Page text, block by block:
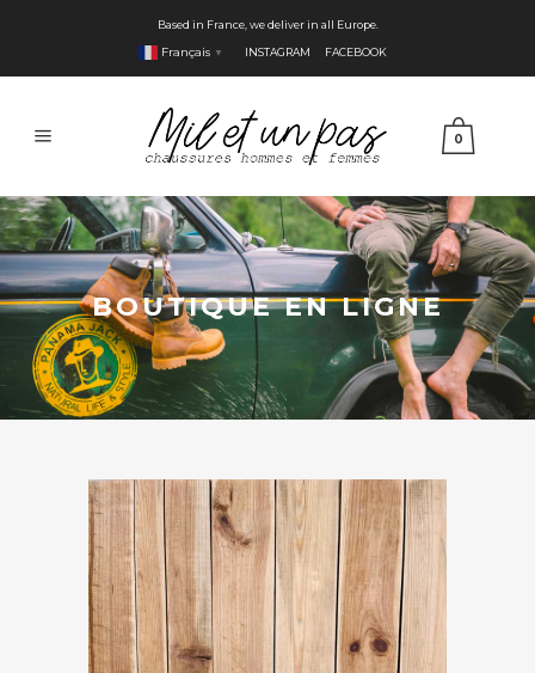
Based in France, we deliver in all Europe.
Français ▼ INSTAGRAM FACEBOOK
0
BOUTIQUE EN LIGNE